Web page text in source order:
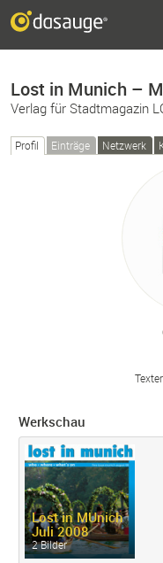
Lost in Munich –
Verlag für Stadtmagazin
Profil Einträge Netzwerk
Texter
Werkschau
Lost in MUnich
Juli 2008
2 Bilder